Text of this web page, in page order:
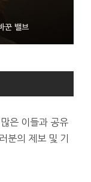
꾼 밸브
글 어시스턴트
O 모형 처음 선
은 이들과 공유
분의 제보 및 기